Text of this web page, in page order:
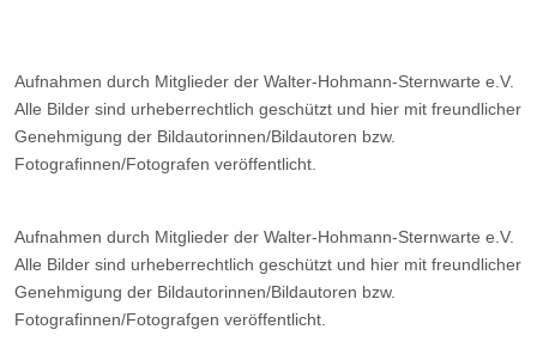
Aufnahmen durch Mitglieder der Walter-Hohmann-Sternwarte e.V.
Alle Bilder sind urheberrechtlich geschützt und hier mit freundlicher
Genehmigung der Bildautorinnen/Bildautoren bzw.
Fotografinnen/Fotografen veröffentlicht.
Aufnahmen durch Mitglieder der Walter-Hohmann-Sternwarte e.V.
Alle Bilder sind urheberrechtlich geschützt und hier mit freundlicher
Genehmigung der Bildautorinnen/Bildautoren bzw.
Fotografinnen/Fotografgen veröffentlicht.